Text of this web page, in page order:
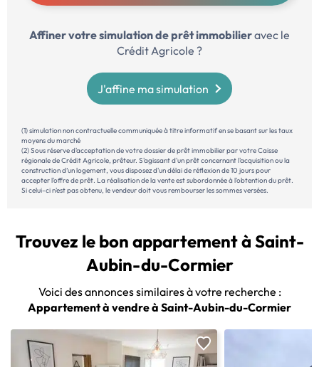
Affiner votre simulation de prêt immobilieravec le
Crédit Agricole ?
J'affine ma simulation
(1) simulation non contractuelle communiquée à titre informatif en se basant sur les taux
moyens du marché
(2) Sous réserve d'acceptation de votre dossier de prêt immobilier par votre Caisse
régionale de Crédit Agricole, prêteur. S'agissant d'un prêt concernant l'acquisition ou la
construction d’un logement, vous disposez d'un délai de réflexion de 10 jours pour
accepter l'offre de prêt. La réalisation de la vente est subordonnée à l'obtention du prêt.
Si celui-ci n'est pas obtenu, le vendeur doit vous rembourser les sommes versées.
Trouvez le bon appartement à Saint-
Aubin-du-Cormier
Voici des annonces similaires à votre recherche :
Appartement à vendre à Saint-Aubin-du-Cormier